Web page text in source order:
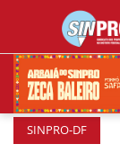
SINPRO-DF